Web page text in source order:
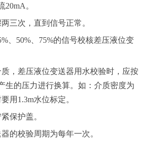
。
三次，直到信号正常。
、50%、75%的信号校核差压液位变
，差压液位变送器用水校验时，应按
生的压力进行换算。如：介质密度为
用1.3m水位标定。
保护盖。
的校验周期为每年一次。